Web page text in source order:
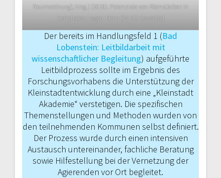
Raumordnung), Hrsg.) (2016): Potenziale von Kleinstädten in
periphären Lagen. Bonn (24 S.), Coverbild
Der bereits im Handlungsfeld 1 (Bad
Lobenstein: Leitbildarbeit mit
wissenschaftlicher Begleitung) aufgeführte
Leitbildprozess sollte im Ergebnis des
Forschungsvorhabens die Unterstüt­zung der
Kleinstadtentwicklung durch eine „Kleinstadt
Akademie“ verstetigen. Die spezifischen
Themenstellungen und Methoden wurden von
den teilneh­menden Kommunen selbst definiert.
Der Prozess wurde durch einen intensiven
Austausch untereinander, fachliche Bera­tung
sowie Hilfestellung bei der Vernet­zung der
Agierenden vor Ort begleitet.